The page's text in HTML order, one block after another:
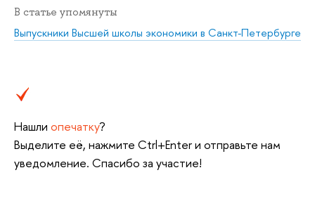
В статье упомянуты
Выпускники Высшей школы экономики в Санкт-Петербурге
Нашли опечатку?
Выделите её, нажмите Ctrl+Enter и отправьте нам
уведомление. Спасибо за участие!